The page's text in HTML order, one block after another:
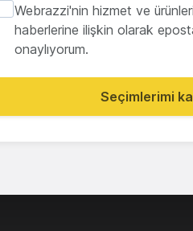
Webrazzi'nin hizmet ve
haberlerine ilişkin olarak
onaylıyorum.
Seçimlerimi